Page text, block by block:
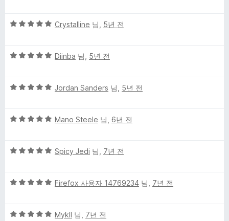
h
e
m
에
대
한
점
점
점
5
점
점
Crystalline 님, 5년 전
5
점
점
Diinba 님, 5년 전
5
점
점
Jordan Sanders 님, 5년 전
5
점
점
Mano Steele 님, 6년 전
5
점
점
Spicy Jedi 님, 7년 전
5
점
Firefox 사용자 14769234 님, 7년 전
5
Mykll 님, 7년 전